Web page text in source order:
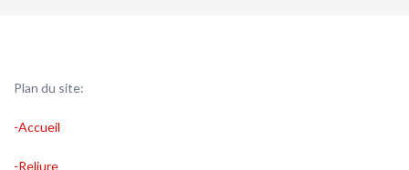
Plan du site:
-Accueil
-Reliure